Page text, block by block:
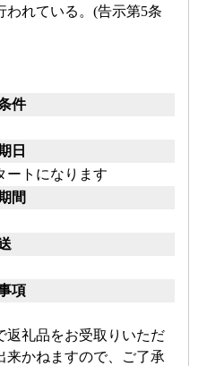
われている。(告示第5条
件
日
ートになります
間
項
礼品をお受取りいただ
来かねますので、ご了承